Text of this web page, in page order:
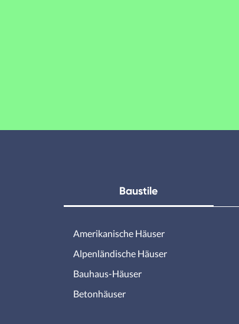
Baustile
Amerikanische Häuser
Alpenländische Häuser
Bauhaus-Häuser
Betonhäuser